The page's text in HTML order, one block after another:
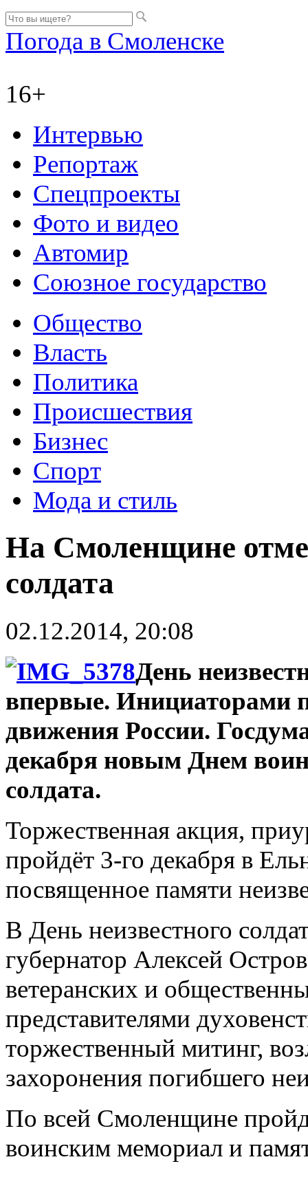
Погода в Смоленске
16+
Интервью
Репортаж
Спецпроекты
Фото и видео
Автомир
Союзное государство
Общество
Власть
Политика
Происшествия
Бизнес
Спорт
Мода и стиль
На Смоленщине
солдата
02.12.2014, 20:08
День
впервые. Инициаторами
движения России.
декабря новым Днем
солдата.
Торжественная акция,
пройдёт 3-го декабря в
посвященное памяти
В День неизвестного
губернатор Алексей
ветеранских и
представителями
торжественный митинг,
захоронения погибшего
По всей Смоленщине
воинским мемориал и